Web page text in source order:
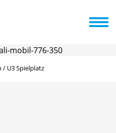
Aktuelles + Termine
/ U3 Spielplatz